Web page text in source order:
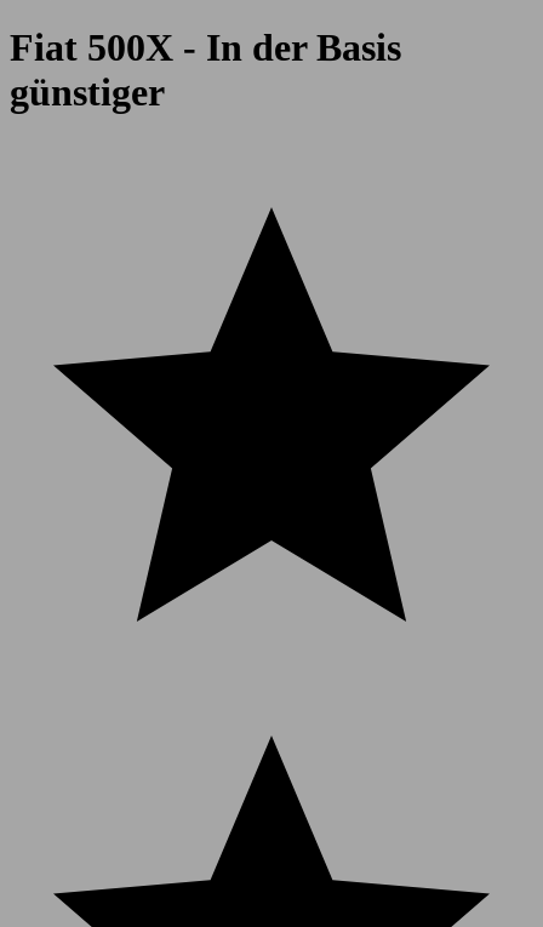
Fiat 500X - In der Basis
günstiger